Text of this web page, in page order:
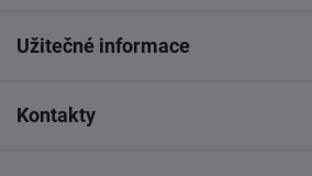
Užitečné informace
Kontakty